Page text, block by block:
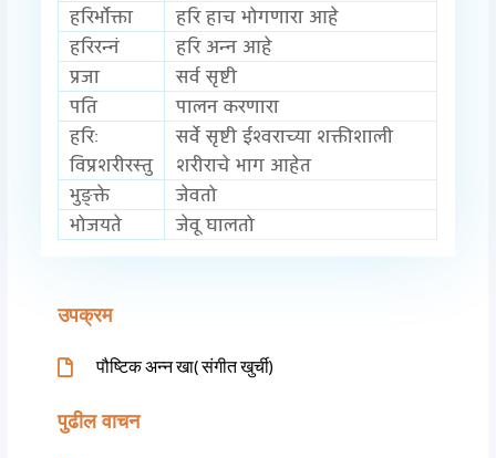
हरिर्भोक्ता
हरि हाच भोगणारा आहे
हरिरन्नं
हरि अन्न आहे
प्रजा
सर्व सृष्टी
पति
पालन करणारा
हरिः
विप्रशरीरस्तु
सर्वे सृष्टी ईश्वराच्या शक्तीशाली
शरीराचे भाग आहेत
भुङ्क्ते
जेवतो
भोजयते
जेवू घालतो
उपक्रम
पौष्टिक अन्न खा( संगीत खुर्ची)
पुढील वाचन